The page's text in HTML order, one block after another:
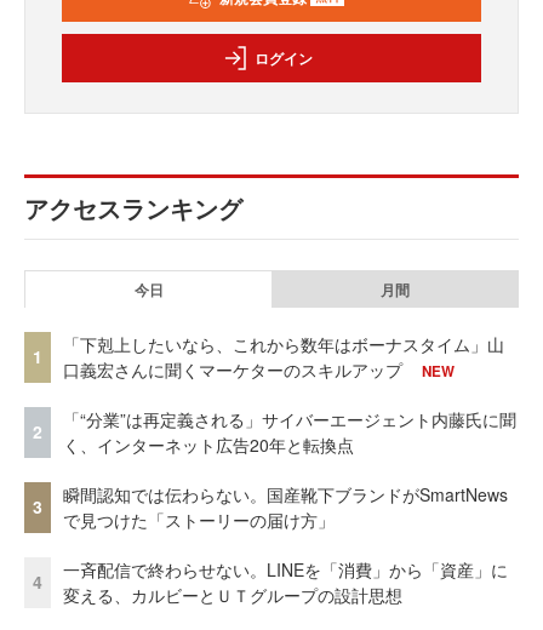
ログイン
アクセスランキング
今日 月間
1
「下剋上したいなら、これから数年はボーナスタイム」山
口義宏さんに聞くマーケターのスキルアップ
NEW
2
「“分業”は再定義される」サイバーエージェント内藤氏に聞
く、インターネット広告20年と転換点
3
瞬間認知では伝わらない。国産靴下ブランドがSmartNews
で見つけた「ストーリーの届け方」
4
一斉配信で終わらせない。LINEを「消費」から「資産」に
変える、カルビーとＵＴグループの設計思想